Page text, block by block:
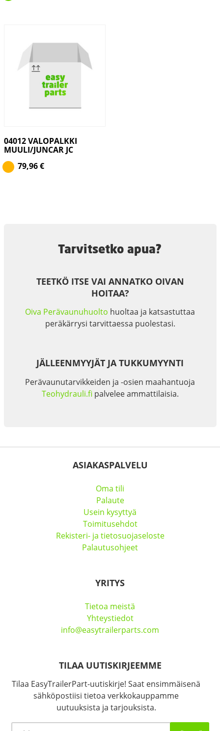
04012 VALOPALKKI
MUULI/JUNCAR JC
79,96€
Tarvitsetko apua?
TEETKÖ ITSE VAI ANNATKO OIVAN
HOITAA?
Oiva Perävaunuhuolto huoltaa ja katsastuttaa
peräkärrysi tarvittaessa puolestasi.
JÄLLEENMYYJÄT JA TUKKUMYYNTI
Perävaunutarvikkeiden ja -osien maahantuoja
Teohydrauli.fi palvelee ammattilaisia.
ASIAKASPALVELU
Oma tili
Palaute
Usein kysyttyä
Toimitusehdot
Rekisteri- ja tietosuojaseloste
Palautusohjeet
YRITYS
Tietoa meistä
Yhteystiedot
info@easytrailerparts.com
TILAA UUTISKIRJEEMME
Tilaa EasyTrailerPart-uutiskirje! Saat ensimmäisenä
sähköpostiisi tietoa verkkokauppamme
uutuuksista ja tarjouksista.